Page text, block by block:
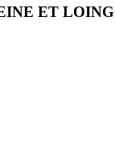
ET LOING